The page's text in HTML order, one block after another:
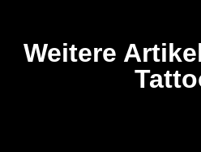
Weitere